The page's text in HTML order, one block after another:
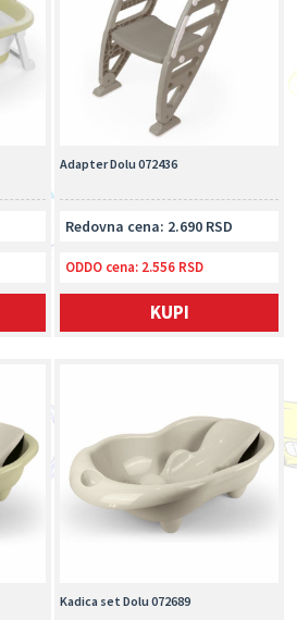
Adapter Dolu 072436
Redovna cena: 2.690 RSD
ODDO cena: 2.556 RSD
KUPI
Kadica set Dolu 072689